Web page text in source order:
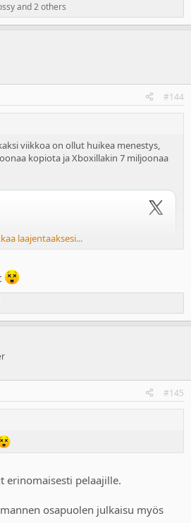
and 2 others
#144
viikkoa on ollut huikea menestys,
kopiota ja Xboxillakin 7 miljoonaa
laajentaaksesi...
#145
erinomaisesti pelaajille.
osapuolen julkaisu myös